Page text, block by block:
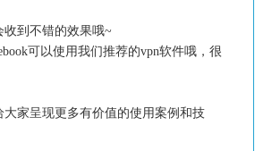
收到不错的效果哦~
可以使用我们推荐的vpn软件哦，很
大家呈现更多有价值的使用案例和技